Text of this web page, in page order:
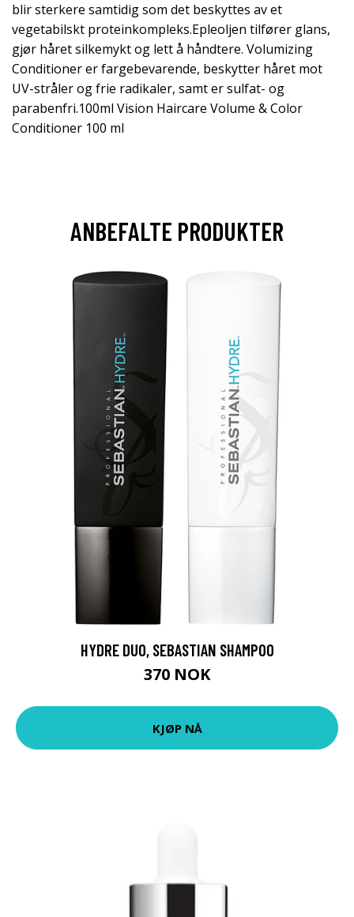
blir sterkere samtidig som det beskyttes av et
vegetabilskt proteinkompleks.Epleoljen tilfører glans,
gjør håret silkemykt og lett å håndtere. Volumizing
Conditioner er fargebevarende, beskytter håret mot
UV-stråler og frie radikaler, samt er sulfat- og
parabenfri.100ml Vision Haircare Volume & Color
Conditioner 100 ml
ANBEFALTE PRODUKTER
HYDRE DUO, SEBASTIAN SHAMPOO
370 NOK
KJØP NÅ